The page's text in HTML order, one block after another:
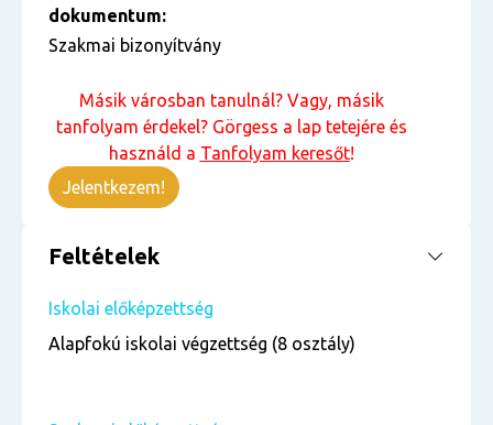
dokumentum:
Szakmai bizonyítvány
Másik városban tanulnál? Vagy, másik
tanfolyam érdekel? Görgess a lap tetejére és
használd a Tanfolyam keresőt!
Jelentkezem!
Feltételek
Iskolai előképzettség
Alapfokú iskolai végzettség (8 osztály)